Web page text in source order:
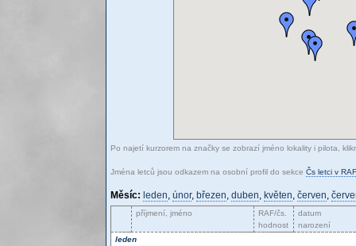
Po najetí kurzorem na značky se zobrazí jméno lokality i pilota,
Jména letců jsou odkazem na osobní profil do sekce Čs letci v RAF
Měsíc: leden, únor, březen, duben, květen, červen,
příjmení, jméno
RAF/čs.
hodnost
datum
narození
leden